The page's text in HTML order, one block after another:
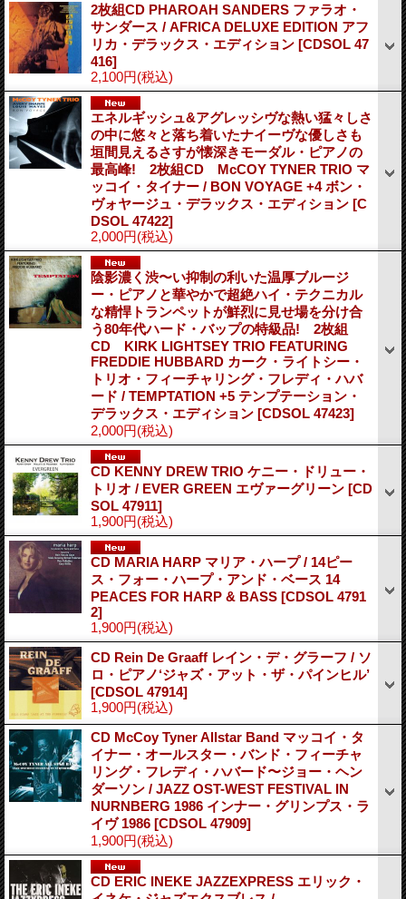
2枚組CD PHAROAH SANDERS ファラオ・
サンダース / AFRICA DELUXE EDITION アフ
リカ・デラックス・エディション [CDSOL 47
416]
2,100円(税込)
エネルギッシュ&アグレッシヴな熱い猛々しさ
の中に悠々と落ち着いたナイーヴな優しさも
垣間見えるさすが懐深きモーダル・ピアノの
最高峰! 2枚組CD McCOY TYNER TRIO マ
ッコイ・タイナー / BON VOYAGE +4 ボン・
ヴォヤージュ・デラックス・エディション [C
DSOL 47422]
2,000円(税込)
陰影濃く渋〜い抑制の利いた温厚ブルージ
ー・ピアノと華やかで超絶ハイ・テクニカル
な精悍トランペットが鮮烈に見せ場を分け合
う80年代ハード・バップの特級品! 2枚組
CD KIRK LIGHTSEY TRIO FEATURING
FREDDIE HUBBARD カーク・ライトシー・
トリオ・フィーチャリング・フレディ・ハバ
ード / TEMPTATION +5 テンプテーション・
デラックス・エディション [CDSOL 47423]
2,000円(税込)
CD KENNY DREW TRIO ケニー・ドリュー・
トリオ / EVER GREEN エヴァーグリーン [CD
SOL 47911]
1,900円(税込)
CD MARIA HARP マリア・ハープ / 14ピー
ス・フォー・ハープ・アンド・ベース 14
PEACES FOR HARP & BASS [CDSOL 4791
2]
1,900円(税込)
CD Rein De Graaff レイン・デ・グラーフ / ソ
ロ・ピアノ‘ジャズ・アット・ザ・パインヒル’
[CDSOL 47914]
1,900円(税込)
CD McCoy Tyner Allstar Band マッコイ・タ
イナー・オールスター・バンド・フィーチャ
リング・フレディ・ハバード〜ジョー・ヘン
ダーソン / JAZZ OST-WEST FESTIVAL IN
NURNBERG 1986 インナー・グリンプス・ラ
イヴ 1986 [CDSOL 47909]
1,900円(税込)
CD ERIC INEKE JAZZEXPRESS エリック・